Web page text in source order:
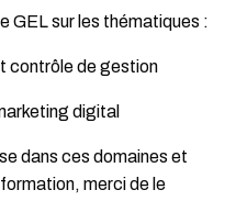
GEL sur les thématiques :
contrôle de gestion
digital
dans ces domaines et
merci de le